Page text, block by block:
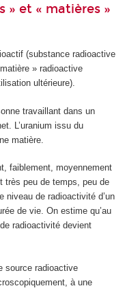
» et « matières »
(substance radioactive
» radioactive
ultérieure).
travaillant dans un
L’uranium issu du
matière.
faiblement, moyennement
très peu de temps, peu de
de radioactivité d’un
de vie. On estime qu’au
radioactivité devient
source radioactive
à une